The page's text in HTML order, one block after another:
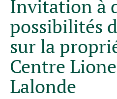
Invitation à
possibilités
sur la
Centre
Lalonde